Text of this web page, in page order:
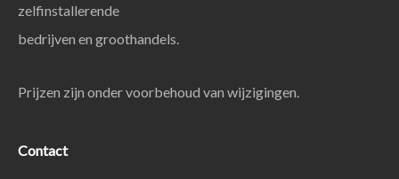
zelfinstallerende
bedrijven en groothandels.
Prijzen zijn onder voorbehoud van wijzigingen.
Contact